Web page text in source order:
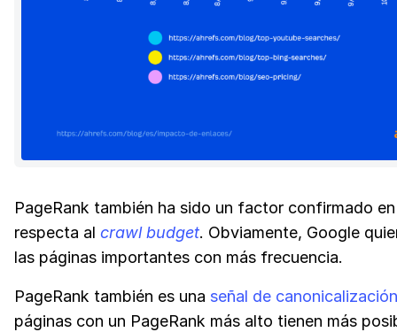
PageRank también ha sido un factor confirmado
respecta al crawl budget. Obviamente, Google
las páginas importantes con más frecuencia.
PageRank también es una señal de canonicalización
páginas con un PageRank más alto tienen más